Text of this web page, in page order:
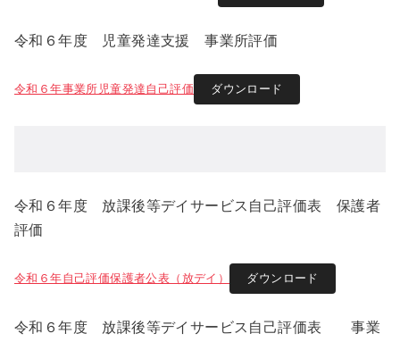
令和６年度 児童発達支援 事業所評価
令和６年事業所児童発達自己評価 ダウンロード
令和６年度 放課後等デイサービス自己評価表 保護者
評価
令和６年自己評価保護者公表（放デイ） ダウンロード
令和６年度 放課後等デイサービス自己評価表 事業